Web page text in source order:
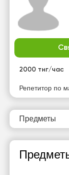
2000 тнг/час
Репетитор по
Предметы
Нет